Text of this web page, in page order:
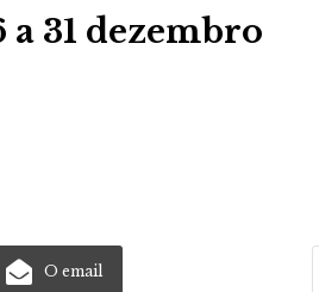
a 31 dezembro
O email